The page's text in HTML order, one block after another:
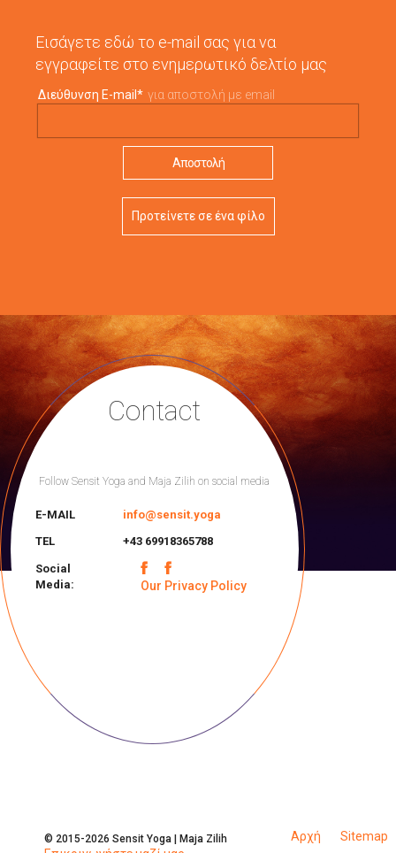
Εισάγετε εδώ το e-mail σας για να
εγγραφείτε στο ενημερωτικό δελτίο μας
Διεύθυνση E-mail * για αποστολή με email
Προτείνετε σε ένα φίλο
Contact
Follow Sensit Yoga and Maja Zilih on social media
E-MAIL
info@sensit.yoga
TEL
+43 69918365788
Social
Media:
Our Privacy Policy
© 2015-2026 Sensit Yoga | Maja Zilih Αρχή
Sitemap